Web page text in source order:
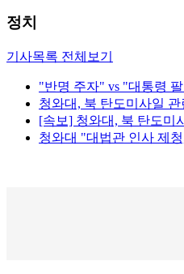
정치
기사목록 전체보기
"반명 주자" vs "대통령
청와대, 북 탄도미사일
[속보] 청와대, 북 탄도미
청와대 "대법관 인사 제